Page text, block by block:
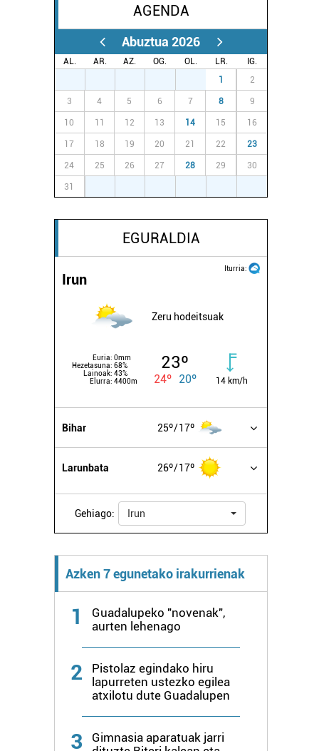
AGENDA
Abuztua 2026
AL. AR. AZ. OG. OL. LR.
IG.
1 2
3 4 5 6 7 8 9
10 11 12 13 14 15 16
17 18 19 20 21 22 23
24 25 26 27 28 29 30
31
EGURALDIA
Iturria:
Irun
Zeru hodeitsuak
Euria: 0mm
Hezetasuna: 68%
Lainoak: 43%
Elurra: 4400m
23º
24º 20º 14 km/h
Bihar 25º 17º
Larunbata 26º 17º
Gehiago: Irun
Azken 7 egunetako irakurrienak
1
Guadalupeko "novenak",
aurten lehenago
2
Pistolaz egindako hiru
lapurreten ustezko egilea
atxilotu dute Guadalupen
3
Gimnasia aparatuak jarri